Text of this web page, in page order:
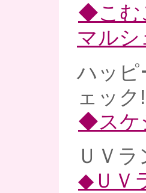
◆こむ
マル
ハッピ
ェック!
◆スケ
ＵＶ
◆ＵＶ